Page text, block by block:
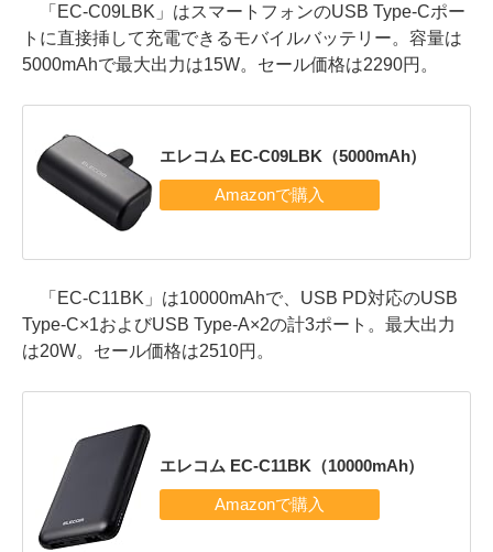
「EC-C09LBK」はスマートフォンのUSB Type-Cポー
トに直接挿して充電できるモバイルバッテリー。容量は
5000mAhで最大出力は15W。セール価格は2290円。
エレコム EC-C09LBK（5000mAh）
「EC-C11BK」は10000mAhで、USB PD対応のUSB
Type-C×1およびUSB Type-A×2の計3ポート。最大出力
は20W。セール価格は2510円。
エレコム EC-C11BK（10000mAh）